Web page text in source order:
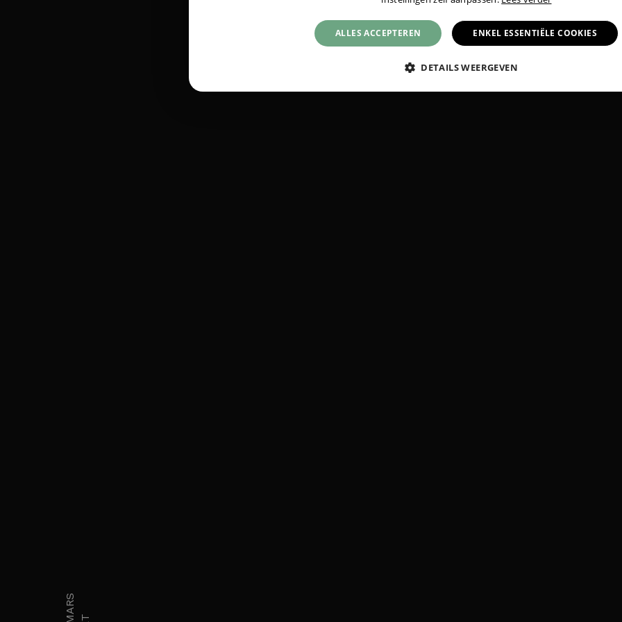
ALLES ACCEPTEREN ENKEL ESSENTIËLE COOKIES
DETAILS WEERGEVEN